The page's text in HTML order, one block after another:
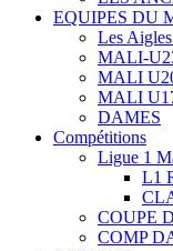
EQUIPES DU
Les
MALI-
MALI
MALI
DAMES
Compétitions
Ligue 1
L1
COUPE
COMP